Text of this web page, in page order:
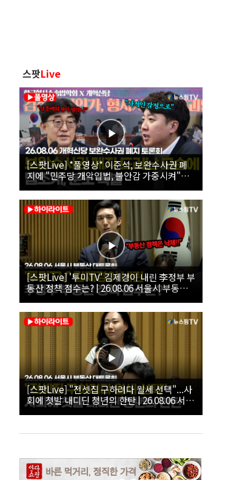
스팟Live
[스팟Live] *풀영상* 이준석, 보완수사권 폐
지에 "민주당 개악입법, 불안감 가중시켜"｜
26.08.06 개혁신당 보완수사권 폐지 토론회
[스팟Live] '투미TV' 김제경이 내린 李정부 부
동산 정책 점수는? | 26.08.06 서울시 부동산
대토론회
[스팟Live] "전셋집 구하려다 월세 선택"...사
회에 첫발 내디딘 청년의 한탄 | 26.08.06 서울
시 부동산 대토론회